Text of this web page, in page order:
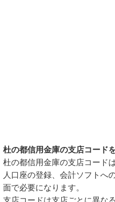
杜の都信用金庫の支店コード
杜の都信用金庫の支店コード
人口座の登録、会計ソフトへ
面で必要になります。
支店コードは支店ごとに異な